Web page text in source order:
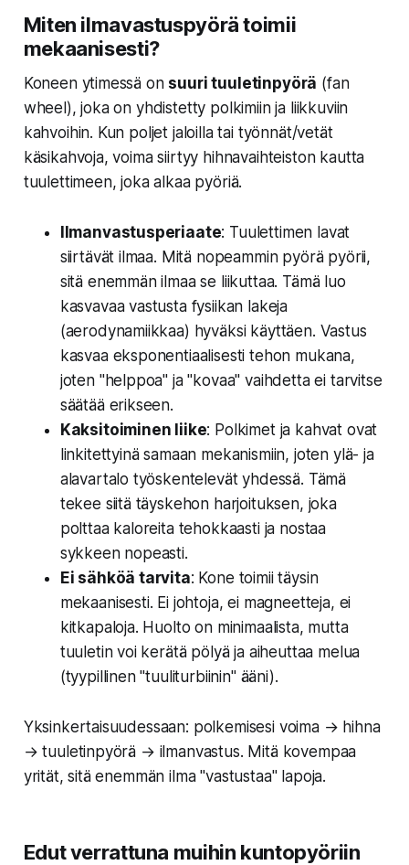
Miten ilmavastuspyörä toimii
mekaanisesti?
Koneen ytimessä on suuri tuuletinpyörä (fan
wheel), joka on yhdistetty polkimiin ja liikkuviin
kahvoihin. Kun poljet jaloilla tai työnnät/vetät
käsikahvoja, voima siirtyy hihnavaihteiston kautta
tuulettimeen, joka alkaa pyöriä.
Ilmanvastusperiaate: Tuulettimen lavat
siirtävät ilmaa. Mitä nopeammin pyörä pyörii,
sitä enemmän ilmaa se liikuttaa. Tämä luo
kasvavaa vastusta fysiikan lakeja
(aerodynamiikkaa) hyväksi käyttäen. Vastus
kasvaa eksponentiaalisesti tehon mukana,
joten "helppoa" ja "kovaa" vaihdetta ei tarvitse
säätää erikseen.
Kaksitoiminen liike: Polkimet ja kahvat ovat
linkitettyinä samaan mekanismiin, joten ylä- ja
alavartalo työskentelevät yhdessä. Tämä
tekee siitä täyskehon harjoituksen, joka
polttaa kaloreita tehokkaasti ja nostaa
sykkeen nopeasti.
Ei sähköä tarvita: Kone toimii täysin
mekaanisesti. Ei johtoja, ei magneetteja, ei
kitkapaloja. Huolto on minimaalista, mutta
tuuletin voi kerätä pölyä ja aiheuttaa melua
(tyypillinen "tuuliturbiinin" ääni).
Yksinkertaisuudessaan: polkemisesi voima → hihna
→ tuuletinpyörä → ilmanvastus. Mitä kovempaa
yrität, sitä enemmän ilma "vastustaa" lapoja.
Edut verrattuna muihin kuntopyöriin